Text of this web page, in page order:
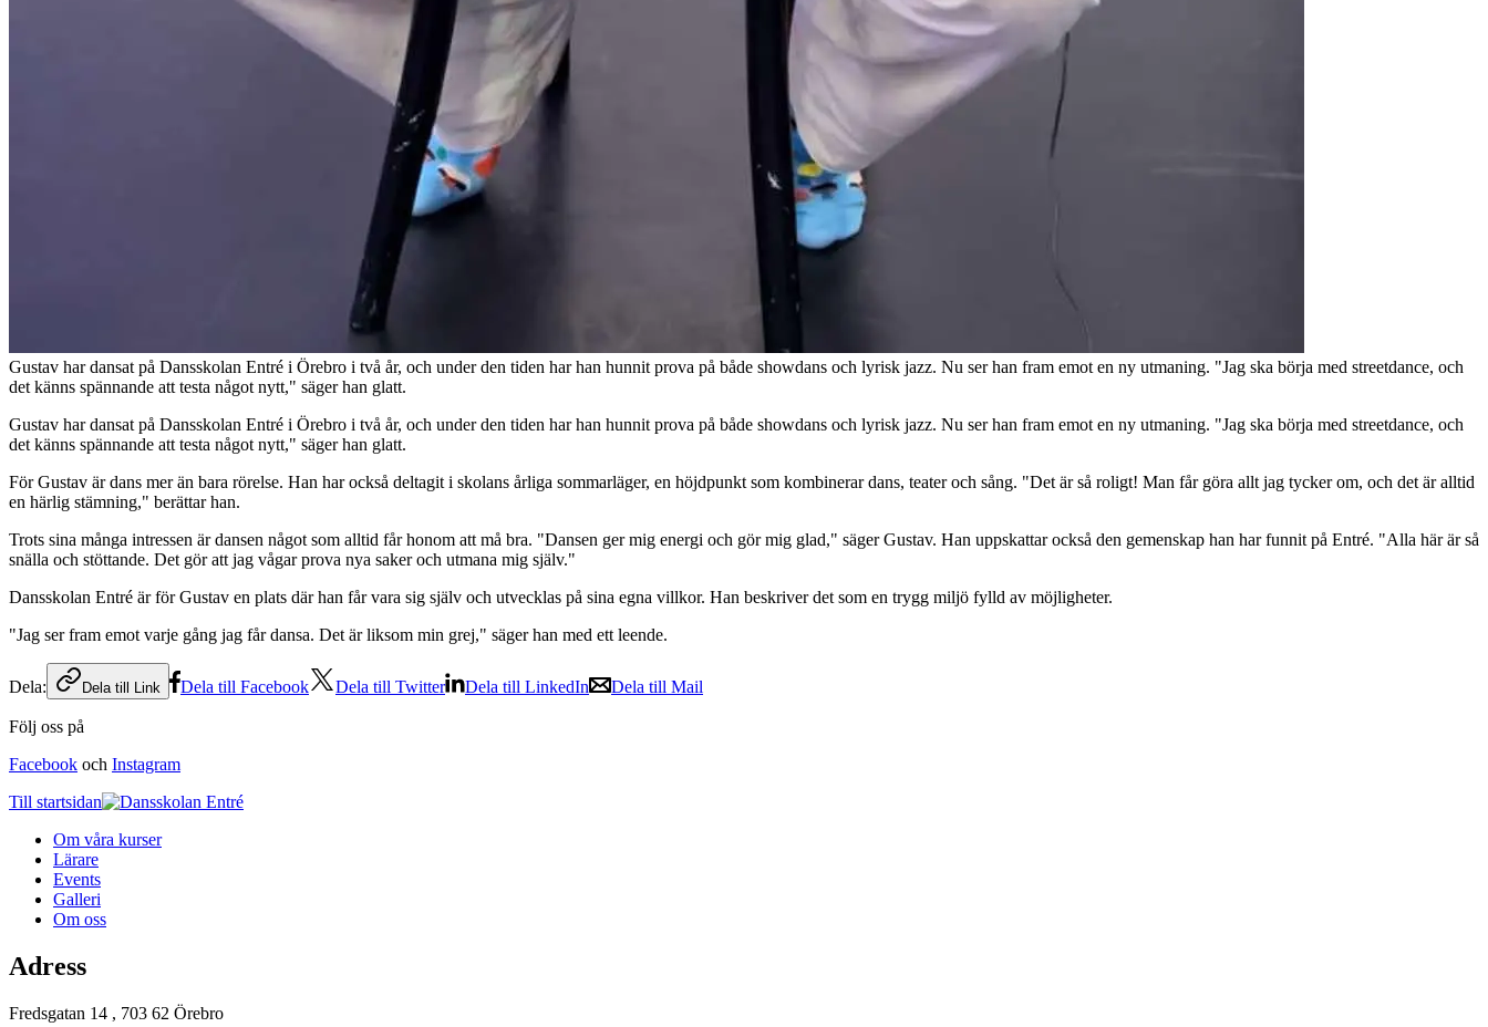
Gustav har dansat på Dansskolan Entré i Örebro i två år, och under den tiden har han hunnit prova på både showdans och lyrisk jazz. Nu ser han fram emot en ny utmaning. "Jag ska börja med streetdance, och
det känns spännande att testa något nytt," säger han glatt.
Gustav har dansat på Dansskolan Entré i Örebro i två år, och under den tiden har han hunnit prova på både showdans och lyrisk jazz. Nu ser han fram emot en ny utmaning. "Jag ska börja med streetdance, och
det känns spännande att testa något nytt," säger han glatt.
För Gustav är dans mer än bara rörelse. Han har också deltagit i skolans årliga sommarläger, en höjdpunkt som kombinerar dans, teater och sång. "Det är så roligt! Man får göra allt jag tycker om, och det är alltid
en härlig stämning," berättar han.
Trots sina många intressen är dansen något som alltid får honom att må bra. "Dansen ger mig energi och gör mig glad," säger Gustav. Han uppskattar också den gemenskap han har funnit på Entré. "Alla här är så
snälla och stöttande. Det gör att jag vågar prova nya saker och utmana mig själv."
Dansskolan Entré är för Gustav en plats där han får vara sig själv och utvecklas på sina egna villkor. Han beskriver det som en trygg miljö fylld av möjligheter.
"Jag ser fram emot varje gång jag får dansa. Det är liksom min grej," säger han med ett leende.
Dela: Dela till Link Dela till Facebook Dela till Twitter Dela till LinkedIn Dela till Mail
Följ oss på
Facebook och Instagram
Till startsidan
Om våra kurser
Lärare
Events
Galleri
Om oss
Adress
Fredsgatan 14 , 703 62 Örebro